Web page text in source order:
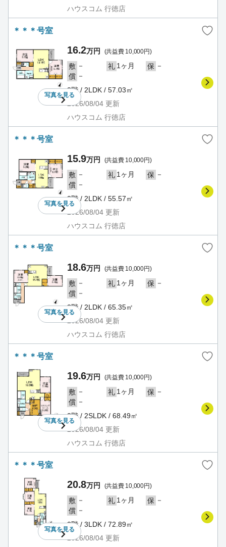
ハウスコム 行徳店
＊＊＊号室
写真を見る
16.2万円 (共益費 10,000円)
敷 － 礼 1ヶ月 保 －
償 －
2階 / 2LDK / 57.03㎡
2026/08/04 更新
ハウスコム 行徳店
＊＊＊号室
写真を見る
15.9万円 (共益費 10,000円)
敷 － 礼 1ヶ月 保 －
償 －
2階 / 2LDK / 55.57㎡
2026/08/04 更新
ハウスコム 行徳店
＊＊＊号室
写真を見る
18.6万円 (共益費 10,000円)
敷 － 礼 1ヶ月 保 －
償 －
2階 / 2LDK / 65.35㎡
2026/08/04 更新
ハウスコム 行徳店
＊＊＊号室
写真を見る
19.6万円 (共益費 10,000円)
敷 － 礼 1ヶ月 保 －
償 －
2階 / 2SLDK / 68.49㎡
2026/08/04 更新
ハウスコム 行徳店
＊＊＊号室
写真を見る
20.8万円 (共益費 10,000円)
敷 － 礼 1ヶ月 保 －
償 －
2階 / 3LDK / 72.89㎡
2026/08/04 更新